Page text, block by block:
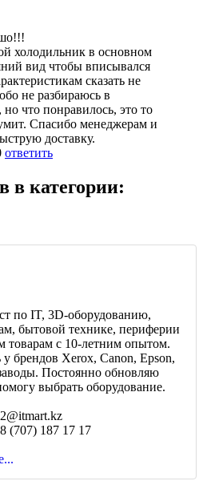
холодильник в основном
вид чтобы вписывался
сказать не
не разбираюсь в
что понравилось, это то
Спасибо менеджерам и
доставку.
ответить
в категории:
по IT, 3D-оборудованию,
бытовой технике, периферии
товарам с 10-летним опытом.
у брендов Xerox, Canon, Epson,
Постоянно обновляю
выбрать оборудование.
8 (707) 187 17 17